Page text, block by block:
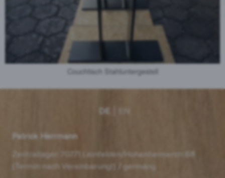
Couchtisch Stahluntergestell
DE
Patrick Herrmann
Zentrallager: 70771 Leinfelden/Hohenheimerstr.68
(Termin nach Vereinbarung!) / germany